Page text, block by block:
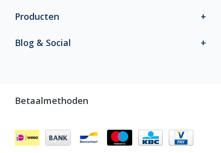
Producten
Blog & Social
Betaalmethoden